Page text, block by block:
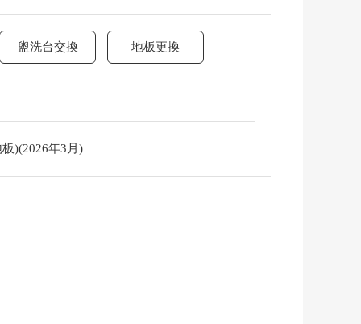
盥洗台交換 地板更換
)(2026年3月)